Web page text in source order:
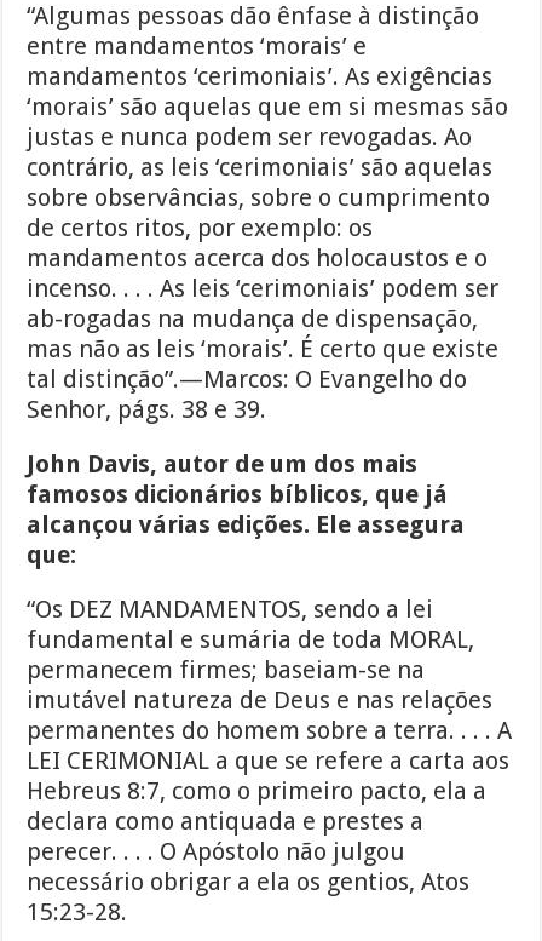
“Algumas pessoas dão ênfase à distinção
entre mandamentos ‘morais’ e
mandamentos ‘cerimoniais’. As exigências
‘morais’ são aquelas que em si mesmas são
justas e nunca podem ser revogadas. Ao
contrário, as leis ‘cerimoniais’ são aquelas
sobre observâncias, sobre o cumprimento
de certos ritos, por exemplo: os
mandamentos acerca dos holocaustos e o
incenso. . . . As leis ‘cerimoniais’ podem ser
ab-rogadas na mudança de dispensação,
mas não as leis ‘morais’. É certo que existe
tal distinção”.—Marcos: O Evangelho do
Senhor, págs. 38 e 39.
John Davis, autor de um dos mais
famosos dicionários bíblicos, que já
alcançou várias edições. Ele assegura
que:
“Os DEZ MANDAMENTOS, sendo a lei
fundamental e sumária de toda MORAL,
permanecem firmes; baseiam-se na
imutável natureza de Deus e nas relações
permanentes do homem sobre a terra. . . . A
LEI CERIMONIAL a que se refere a carta aos
Hebreus 8:7, como o primeiro pacto, ela a
declara como antiquada e prestes a
perecer. . . . O Apóstolo não julgou
necessário obrigar a ela os gentios, Atos
15:23-28.